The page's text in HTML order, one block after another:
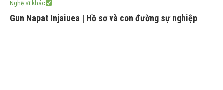
Nghệ sĩ khác
Gun Napat Injaiuea | Hồ sơ và con đường sự nghiệp